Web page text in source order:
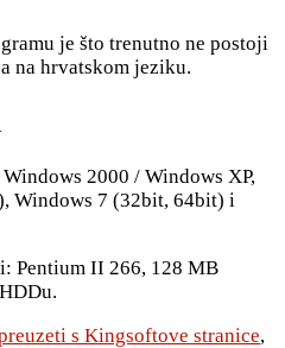
je što trenutno ne postoji
na hrvatskom jeziku.
2000 / Windows XP,
Windows 7 (32bit, 64bit) i
Pentium II 266, 128 MB
s Kingsoftove stranice,